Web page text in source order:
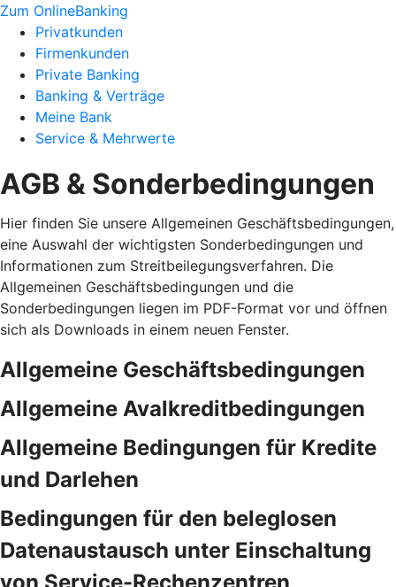
Zum OnlineBanking
Privatkunden
Firmenkunden
Private Banking
Banking & Verträge
Meine Bank
Service & Mehrwerte
AGB & Sonderbedingungen
Hier finden Sie unsere Allgemeinen Geschäftsbedingungen,
eine Auswahl der wichtigsten Sonderbedingungen und
Informationen zum Streitbeilegungsverfahren. Die
Allgemeinen Geschäftsbedingungen und die
Sonderbedingungen liegen im PDF-Format vor und öffnen
sich als Downloads in einem neuen Fenster.
Allgemeine Geschäftsbedingungen
Allgemeine Avalkreditbedingungen
Allgemeine Bedingungen für Kredite
und Darlehen
Bedingungen für den beleglosen
Datenaustausch unter Einschaltung